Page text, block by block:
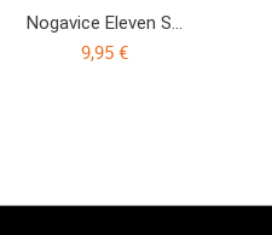
Nogavice Eleven S...
9,95 €